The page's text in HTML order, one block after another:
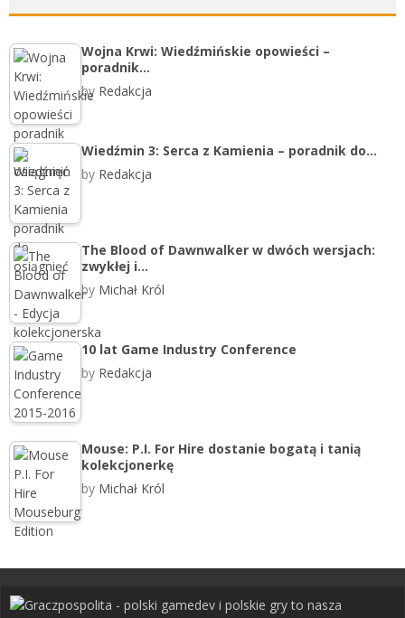
Wojna Krwi: Wiedźmińskie opowieści –
poradnik…
by Redakcja
Wiedźmin 3: Serca z Kamienia – poradnik do…
by Redakcja
The Blood of Dawnwalker w dwóch wersjach:
zwykłej i…
by Michał Król
10 lat Game Industry Conference
by Redakcja
Mouse: P.I. For Hire dostanie bogatą i tanią
kolekcjonerkę
by Michał Król